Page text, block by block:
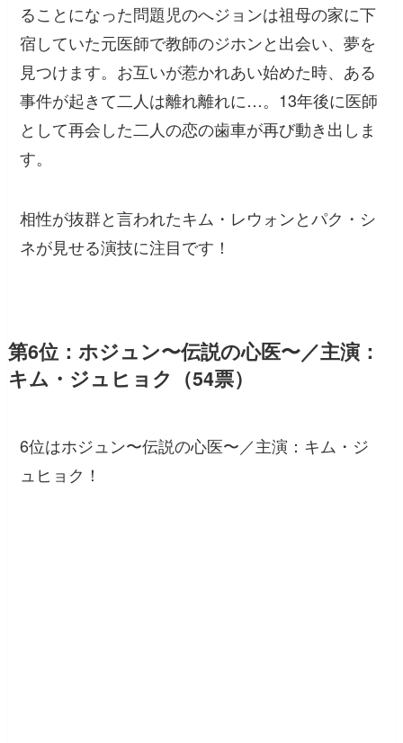
ることになった問題児のへジョンは祖母の家に下
宿していた元医師で教師のジホンと出会い、夢を
見つけます。お互いが惹かれあい始めた時、ある
事件が起きて二人は離れ離れに…。13年後に医師
として再会した二人の恋の歯車が再び動き出しま
す。
相性が抜群と言われたキム・レウォンとパク・シ
ネが見せる演技に注目です！
第6位：ホジュン〜伝説の心医〜／主演：
キム・ジュヒョク（54票）
6位はホジュン〜伝説の心医〜／主演：キム・ジ
ュヒョク！